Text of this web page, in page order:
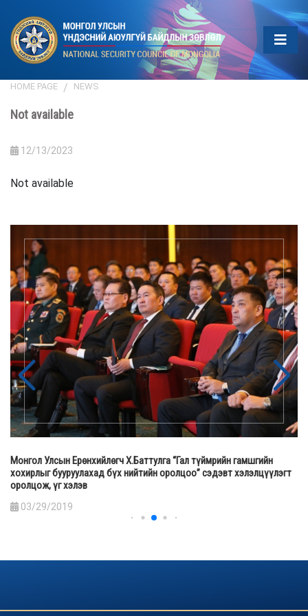
HOME PAGE NEWS
Not available
12/13/2023
Not available
Монгол Улсын Ерөнхийлөгч Х.Баттулга “Гал түймрийн гамшгийн
хохирлыг бууруулахад бүх нийтийн оролцоо” сэдэвт хэлэлцүүлэгт
оролцож, үг хэлэв
03/29/2019